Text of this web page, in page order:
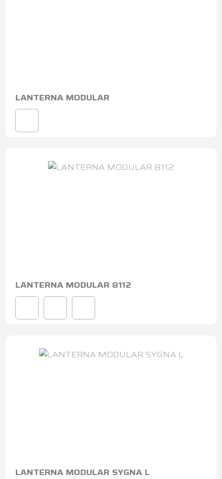
LANTERNA MODULAR
LANTERNA MODULAR 8112
LANTERNA MODULAR SYGNA L